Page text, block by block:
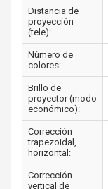
Distancia de
proyección
(tele):
Número de
colores:
Brillo de
proyector (modo
económico):
Corrección
trapezoidal,
horizontal:
Corrección
vertical de